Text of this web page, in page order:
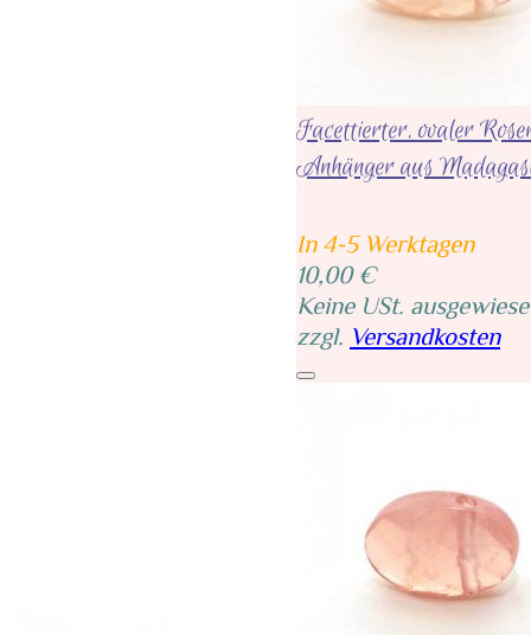
Facettierter, ovaler
Anhänger aus
In 4-5 Werktagen
10,00 €
Keine USt.
zzgl. Versandkosten